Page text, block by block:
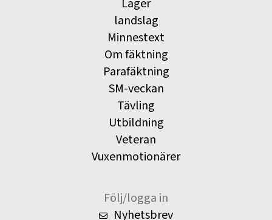
Läger
landslag
Minnestext
Om fäktning
Parafäktning
SM-veckan
Tävling
Utbildning
Veteran
Vuxenmotionärer
Följ/logga in
Nyhetsbrev